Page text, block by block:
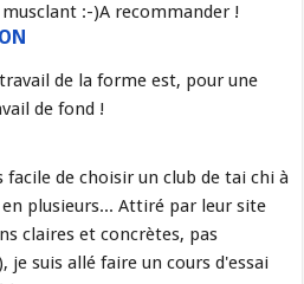
:-)A recommander !
de la forme est, pour une
de fond !
facile de choisir un club de tai chi à
en plusieurs... Attiré par leur site
claires et concrètes, pas
je suis allé faire un cours d'essai